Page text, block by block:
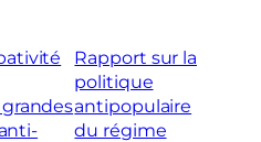
Rapport sur la
politique
antipopulaire
du régime